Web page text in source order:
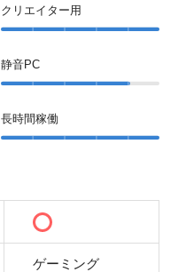
クリエイター用
静音PC
長時間稼働
ゲーミング